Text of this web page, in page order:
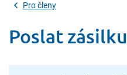
Pro členy
Poslat zásilku